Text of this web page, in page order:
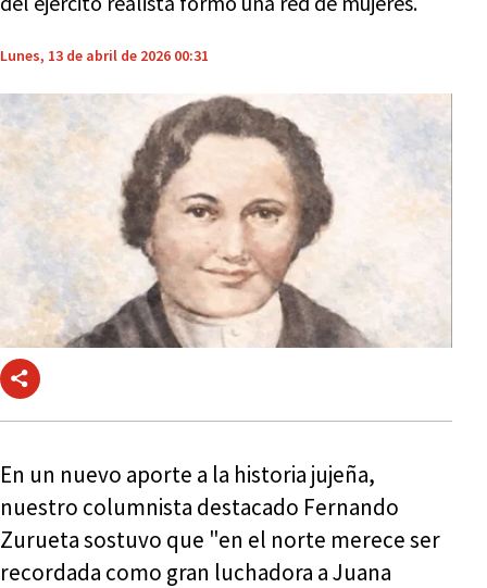
Lunes, 13 de abril de 2026 00:31
En un nuevo aporte a la historia jujeña,
nuestro columnista destacado Fernando
Zurueta sostuvo que "en el norte merece ser
recordada como gran luchadora a Juana